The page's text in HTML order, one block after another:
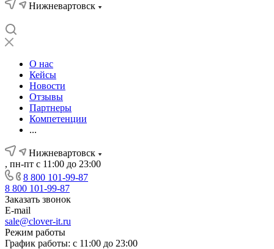
Нижневартовск
О нас
Кейсы
Новости
Отзывы
Партнеры
Компетенции
...
Нижневартовск
, пн-пт с 11:00 до 23:00
8 800 101-99-87
8 800 101-99-87
Заказать звонок
E-mail
sale@clover-it.ru
Режим работы
График работы: с 11:00 до 23:00